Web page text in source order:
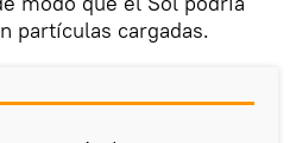
partículas cargadas.